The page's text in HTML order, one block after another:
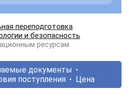
переподготовка
и безопасность
ресурсам
документы
поступления Цена